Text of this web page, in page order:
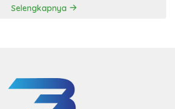
Selengkapnya